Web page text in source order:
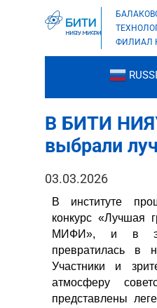
ФИЛИАЛ
В БИТИ
выбрали
03.03.2026
В институте
конкурс
МИФИ», и в
превратилась в
Участники и
атмосферу
представлены